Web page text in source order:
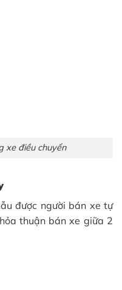
xe điều chuyển
được người bán xe tự
thuận bán xe giữa 2